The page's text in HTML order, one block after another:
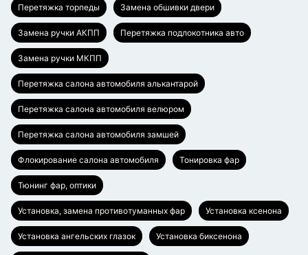
Перетяжка торпеды Замена обшивки двери
Замена ручки АКПП Перетяжка подлокотника авто
Замена ручки МКПП
Перетяжка салона автомобиля алькантарой
Перетяжка салона автомобиля велюром
Перетяжка салона автомобиля замшей
Флокирование салона автомобиля Тонировка фар
Тюнинг фар, оптики
Установка, замена противотуманных фар Установка ксенона
Установка ангельских глазок Установка биксенона